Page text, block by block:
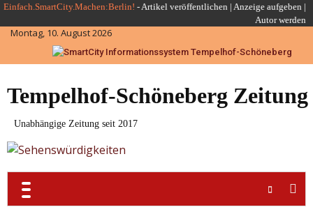
Skip
to
content
Einfach.SmartCity.Machen:Berlin! -Artikel veröffentlichen | Anzeige aufgeben |
Autor werden
Montag, 10. August 2026
Tempelhof-Schöneberg Zeitung
Unabhängige Zeitung seit 2017